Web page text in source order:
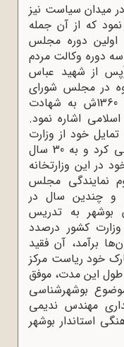
میدان سیاست نیز
که از آن جمله
اولین دوره مجلس
دوره وکالت مردم
از شهید عباس
در مجلس شورای
اسلامی که در فاجعه هفتم تیرماه 1360ش به شهادت
اشاره نمود.
1367ش بنا به تمایل خود از وزارت
آموزش و پرورش تقاضای بازنشستگی کرد و به 30 سال
در این وزارتخانه
نمایندگی مجلس
و چندین سال در
بوشهر به تدریس
کشور درصدد
برآمد، آن فقید
عمر مبارک خود ریاست مرکز
این مدت، موفق
بوشهرشناسی
مهندس ندیمی
استاندار بوشهر